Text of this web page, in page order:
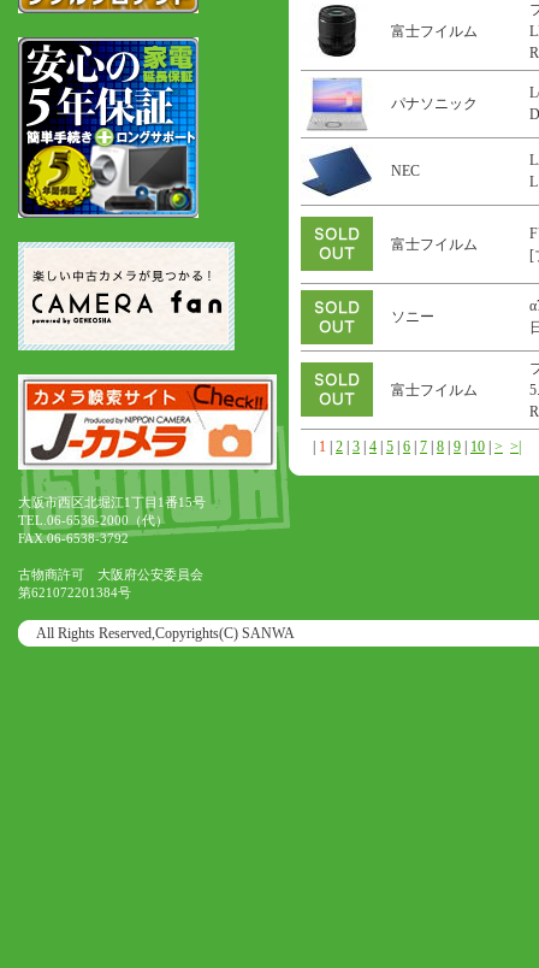
富士フイルム
R
パナソニック
NEC
富士フイルム
[
ソニー
富士フイルム
1 2 3 4 5 6 7 8 9 10 > >|
大阪市西区北堀江1丁目1番15号
TEL.06-6536-2000（代）
FAX.06-6538-3792
古物商許可 大阪府公安委員会
第621072201384号
All Rights Reserved,Copyrights(C) SANWA